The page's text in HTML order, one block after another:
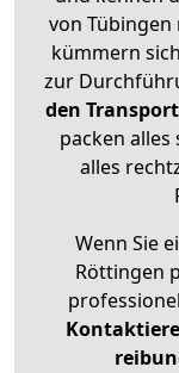
von
kümmern
zur
den
packen alles
alles
Wenn Sie
Röttingen